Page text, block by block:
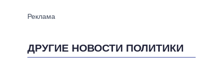
ДРУГИЕ НОВОСТИ ПОЛИТИКИ